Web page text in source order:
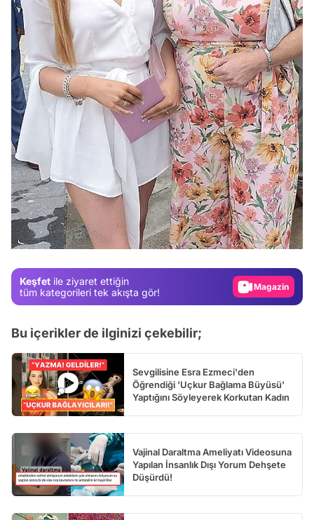
Keşfet ile ziyaret ettiğin
tüm kategorileri tek akışta gör!
Video
Test
Gündem
Video
Bu içerikler de ilginizi çekebilir;
Sevgilisine Esra Ezmeci'den
Öğrendiği 'Uçkur Bağlama Büyüsü'
Yaptığını Söyleyerek Korkutan Kadın
Vajinal Daraltma Ameliyatı Videosuna
Yapılan İnsanlık Dışı Yorum Dehşete
Düşürdü!